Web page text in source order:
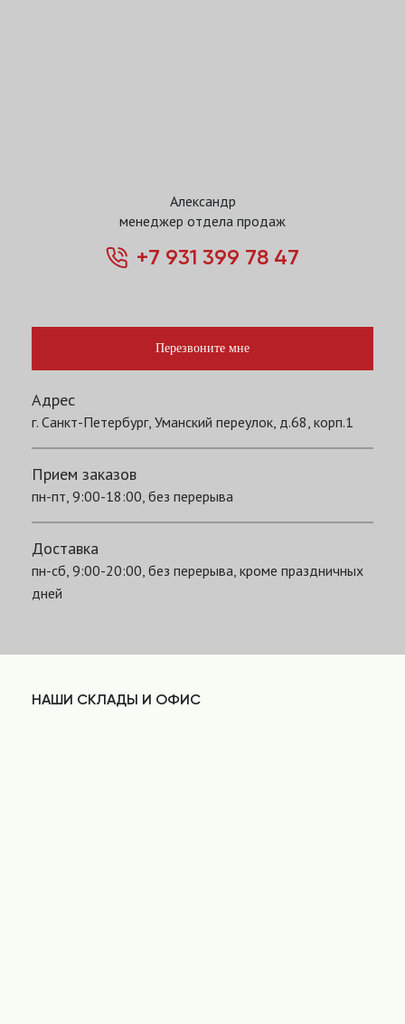
Александр
менеджер отдела продаж
+7 931 399 78 47
Перезвоните мне
Адрес
г. Санкт-Петербург, Уманский переулок, д.68, корп.1
Прием заказов
пн-пт, 9:00-18:00, без перерыва
Доставка
пн-сб, 9:00-20:00, без перерыва, кроме праздничных
дней
НАШИ СКЛАДЫ И ОФИС